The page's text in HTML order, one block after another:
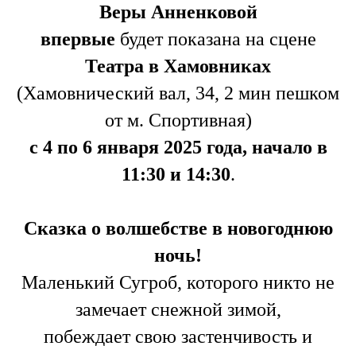
Веры Анненковой
впервые будет показана на сцене
Театра в Хамовниках
(Хамовнический вал, 34, 2 мин пешком
от м. Спортивная)
с 4 по 6 января 2025 года, начало в
11:30 и 14:30.
Сказка о волшебстве в новогоднюю
ночь!
Маленький Сугроб, которого никто не
замечает снежной зимой,
побеждает свою застенчивость и